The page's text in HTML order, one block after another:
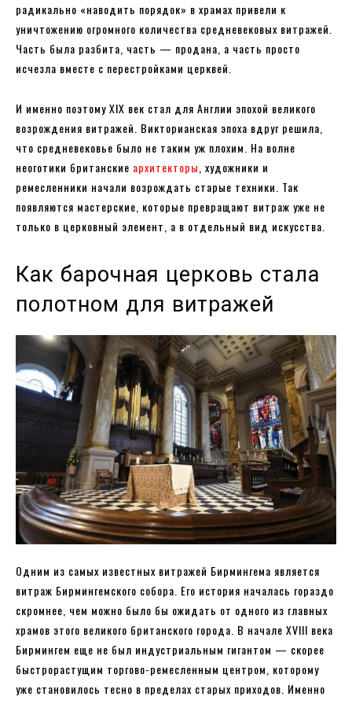
радикально «наводить порядок» в храмах привели к
уничтожению огромного количества средневековых витражей.
Часть была разбита, часть — продана, а часть просто
исчезла вместе с перестройками церквей.
И именно поэтому XIX век стал для Англии эпохой великого
возрождения витражей. Викторианская эпоха вдруг решила,
что средневековье было не таким уж плохим. На волне
неоготики британские архитекторы, художники и
ремесленники начали возрождать старые техники. Так
появляются мастерские, которые превращают витраж уже не
только в церковный элемент, а в отдельный вид искусства.
Как барочная церковь стала
полотном для витражей
Одним из самых известных витражей Бирмингема является
витраж Бирмингемского собора. Его история началась гораздо
скромнее, чем можно было бы ожидать от одного из главных
храмов этого великого британского города. В начале XVIII века
Бирмингем еще не был индустриальным гигантом — скорее
быстрорастущим торгово-ремесленным центром, которому
уже становилось тесно в пределах старых приходов. Именно